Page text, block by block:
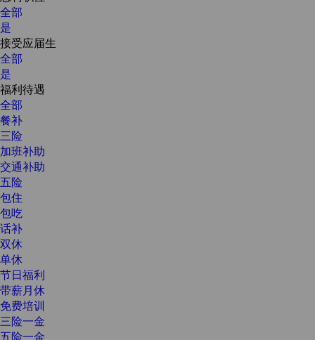
全部
是
接受应届生
全部
是
福利待遇
全部
餐补
三险
加班补助
交通补助
五险
包住
包吃
话补
双休
单休
节日福利
带薪月休
免费培训
三险一金
五险一金